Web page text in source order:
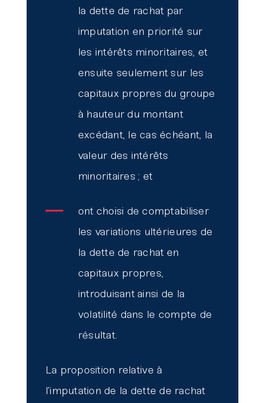
la dette de rachat par
imputation en priorité sur
les intérêts minoritaires, et
ensuite seulement sur les
capitaux propres du groupe
à hauteur du montant
excédant, le cas échéant, la
valeur des intérêts
minoritaires ; et
ont choisi de comptabiliser
les variations ultérieures de
la dette de rachat en
capitaux propres,
introduisant ainsi de la
volatilité dans le compte de
résultat.
La proposition relative à
l’imputation de la dette de rachat